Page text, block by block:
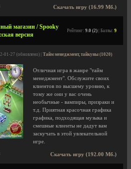
Скачать игру (16.99 Мб.)
магазин / Spooky
версия
Рейтинг: 9.0 (2) | Баллы: 9
01-27 (обновлено) | Тайм менеджмент, тайкуны (1020)
Отличная игра в жанре "тайм
менеджмент". Обслужите своих
клиентов по высшему уровню, к
тому же они у вас очень
необычные - вампиры, призраки и
т.д. Приятная красочная графика
графика, подходящая музыка и
смешные клиенты не дадут вам
заскучать в этой увлекательной
игре.
Скачать игру (192.00 Мб.)